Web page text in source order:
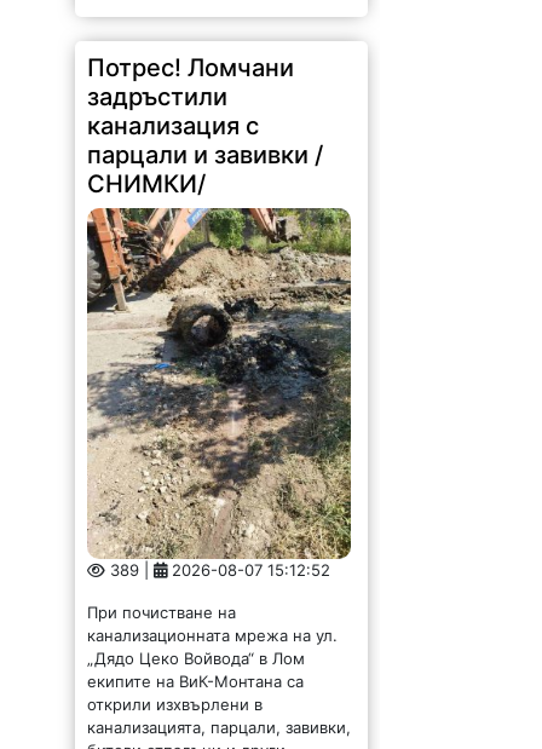
задръстили
канализация с
парцали и завивки /
СНИМКИ/
389 | 2026-08-07 15:12:52
При почистване на
канализационната мрежа на ул.
„Дядо Цеко Войвода“ в Лом
екипите на ВиК-Монтана са
открили изхвърлени в
канализацията, парцали, завивки,
битови отпадъци и други
предмети, които нямат място...